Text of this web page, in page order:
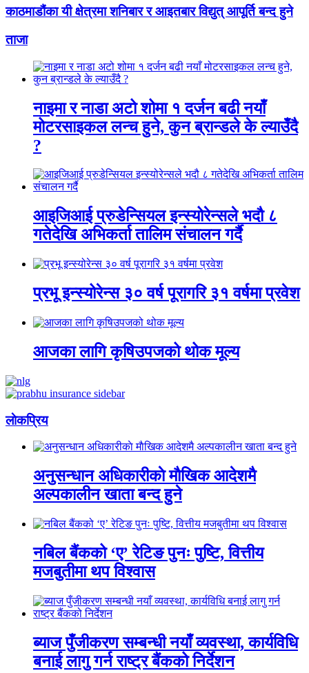
काठमाडौंका यी क्षेत्रमा शनिबार र आइतबार विद्युत् आपूर्ति बन्द हुने
ताजा
नाइमा र नाडा अटो शोमा १ दर्जन बढी नयाँ
मोटरसाइकल लन्च हुने, कुन ब्रान्डले के ल्याउँदै
?
आइजिआई प्रुडेन्सियल इन्स्योरेन्सले भदौ ८
गतेदेखि अभिकर्ता तालिम संचालन गर्दै
प्रभू इन्स्योरेन्स ३० वर्ष पूरागरि ३१ वर्षमा प्रवेश
आजका लागि कृषिउपजको थोक मूल्य
लाेकप्रिय
अनुसन्धान अधिकारीकाे माैखिक आदेशमै
अल्पकालीन खाता बन्द हुने
नबिल बैंकको ‘ए’ रेटिङ पुनः पुष्टि, वित्तीय
मजबुतीमा थप विश्वास
ब्याज पुँजीकरण सम्बन्धी नयाँ व्यवस्था, कार्यविधि
बनाई लागु गर्न राष्ट्र बैंकको निर्देशन